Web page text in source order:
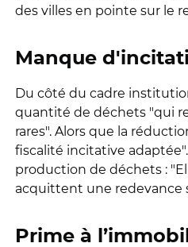
des villes en pointe sur le
Manque
Du côté du cadre
quantité de déchets "qui
rares". Alors que la
fiscalité incitative
production de déchets :
acquittent une redevance
Prime à